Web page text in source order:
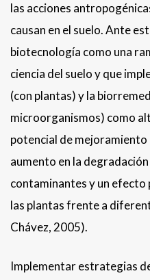
las acciones
causan en el suelo. Ante
biotecnología como una
ciencia del suelo y que
(con plantas) y la
microorganismos) como
potencial de mejoramiento
aumento en la
contaminantes y un
las plantas frente a
Chávez, 2005).
Implementar estrategias